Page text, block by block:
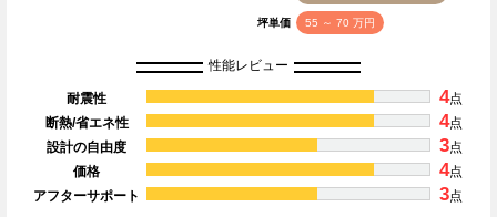
坪単価 55 ～ 70 万円
性能レビュー
耐震性 4点
断熱/省エネ性
4点
設計の自由度
3点
価格
4点
アフターサポート
3点